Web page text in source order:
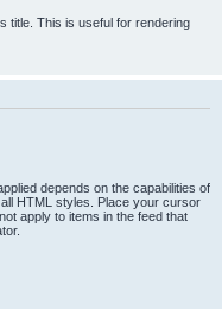
title. This is useful for rendering
depends on the capabilities of
HTML styles. Place your cursor
apply to items in the feed that